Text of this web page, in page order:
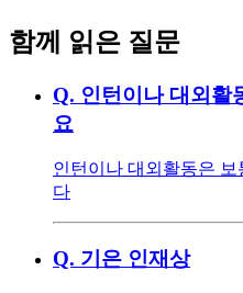
함께 읽은 질문
Q. 인턴이나 대외활
요
인턴이나 대외활동은 보
다
Q. 기은 인재상